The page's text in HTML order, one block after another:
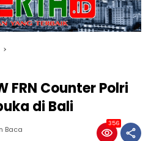
FRN Counter Polri
di Bali
Baca
356